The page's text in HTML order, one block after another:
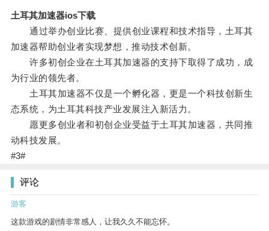
土耳其加速器ios下载
通过举办创业比赛、提供创业课程和技术指导，土耳其
加速器帮助创业者实现梦想，推动技术创新。
许多初创企业在土耳其加速器的支持下取得了成功，成
为行业的领先者。
土耳其加速器不仅是一个孵化器，更是一个科技创新生
态系统，为土耳其科技产业发展注入新活力。
愿更多创业者和初创企业受益于土耳其加速器，共同推
动科技发展。
#3#
评论
游客
这款游戏的剧情非常感人，让我久久不能忘怀。